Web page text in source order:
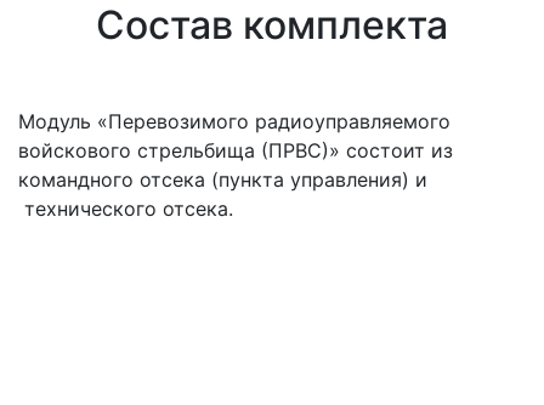
Состав комплекта
Модуль «Перевозимого радиоуправляемого
войскового стрельбища (ПРВС)» состоит из
командного отсека (пункта управления) и
технического отсека.